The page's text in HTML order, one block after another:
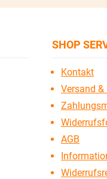
SHOP
Kontakt
Versand
AGB